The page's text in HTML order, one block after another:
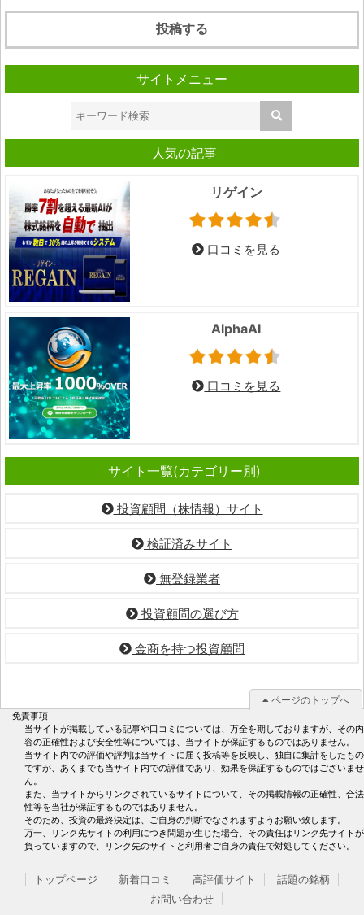
サイトメニュー
人気の記事
リゲイン
口コミを見る
AlphaAI
口コミを見る
サイト一覧(カテゴリー別)
投資顧問（株情報）サイト
検証済みサイト
無登録業者
投資顧問の選び方
金商を持つ投資顧問
免責事項
当サイトが掲載している記事や口コミについては、万全を期しておりますが、その内
容の正確性および安全性等については、当サイトが保証するものではありません。
当サイト内での評価や評判は当サイトに届く投稿等を反映し、独自に集計をしたもの
ですが、あくまでも当サイト内での評価であり、効果を保証するものではございませ
ん。
また、当サイトからリンクされているサイトについて、その掲載情報の正確性、合法
性等を当社が保証するものではありません。
そのため、投資の最終決定は、ご自身の判断でなされますようお願い致します。
万一、リンク先サイトの利用につき問題が生じた場合、その責任はリンク先サイトが
負っていますので、リンク先のサイトと利用者ご自身の責任で対処してください。
トップページ 新着口コミ 高評価サイト
話題の銘柄
お問い合わせ
ページのトップへ